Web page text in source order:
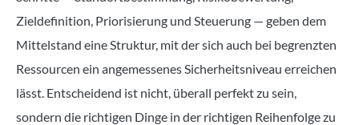
Zieldefinition, Priorisierung und Steuerung — geben dem
Mittelstand eine Struktur, mit der sich auch bei begrenzten
Ressourcen ein angemessenes Sicherheitsniveau erreichen
lässt. Entscheidend ist nicht, überall perfekt zu sein,
sondern die richtigen Dinge in der richtigen Reihenfolge zu